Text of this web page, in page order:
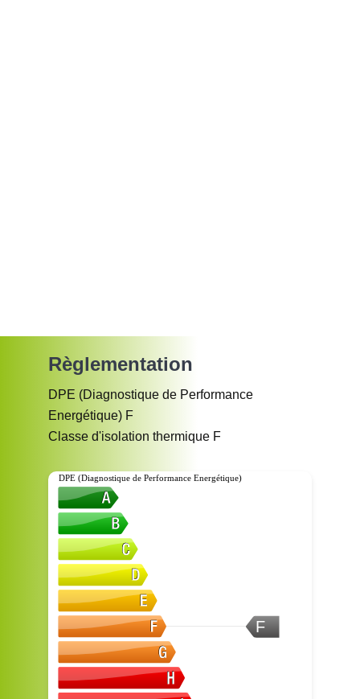
Règlementation
DPE (Diagnostique de Performance
Energétique) F
Classe d'isolation thermique F
F
DPE (Diagnostique de Performance Energétique)